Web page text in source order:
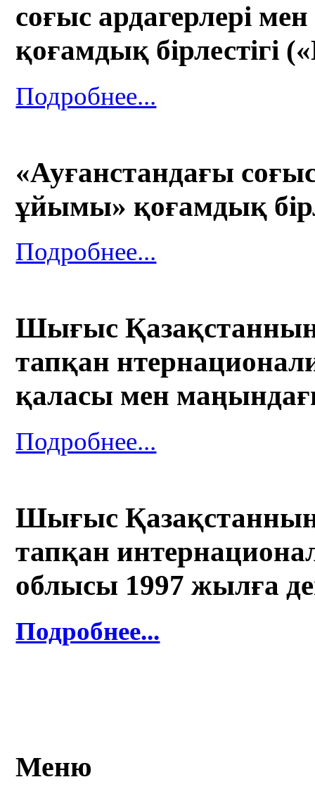
соғыс ардагерлері
қоғамдық
Подробнее...
«Ауғанстандағы
ұйымы» қоғамдық
Подробнее...
Шығыс Қазақстанның
тапқан
қаласы мен
Подробнее...
Шығыс Қазақстанның
тапқан
облысы 1997 жылға
Подробнее...
Меню